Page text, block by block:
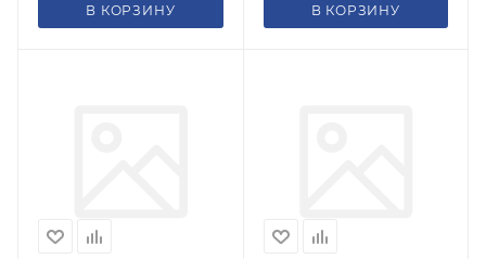
В КОРЗИНУ В КОРЗИНУ